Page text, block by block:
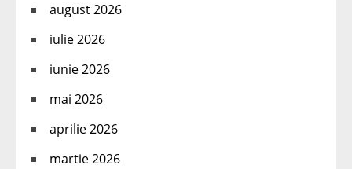
august 2026
iulie 2026
iunie 2026
mai 2026
aprilie 2026
martie 2026